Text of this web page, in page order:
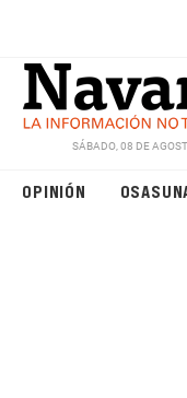
SÁBADO, 08 DE
OPINIÓN